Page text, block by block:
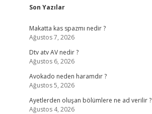
Sidebar
Son Yazılar
Makatta kas spazmı nedir ?
Ağustos 7, 2026
Dtv atv AV nedir ?
Ağustos 6, 2026
Avokado neden haramdır ?
Ağustos 5, 2026
Ayetlerden oluşan bölümlere ne ad verilir ?
Ağustos 4, 2026